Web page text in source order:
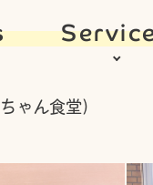
ゃん食堂）